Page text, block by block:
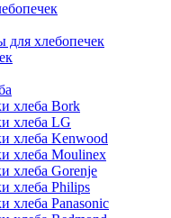
хлебопечек
хлеба Bork
хлеба LG
хлеба Kenwood
хлеба Moulinex
хлеба Gorenje
хлеба Philips
хлеба Panasonic